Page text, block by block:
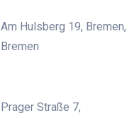
Am Hulsberg 19, Bremen,
Bremen
Prager Straße 7,